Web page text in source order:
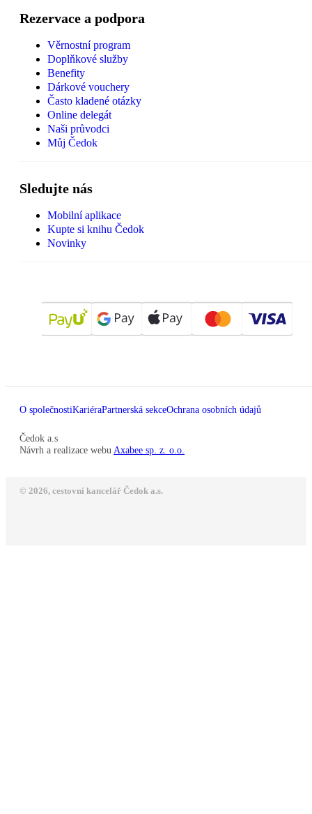
Rezervace a podpora
Věrnostní program
Doplňkové služby
Benefity
Dárkové vouchery
Často kladené otázky
Online delegát
Naši průvodci
Můj Čedok
Sledujte nás
Mobilní aplikace
Kupte si knihu Čedok
Novinky
O společnostiKariéraPartnerská sekceOchrana osobních údajů
Čedok a.s
Návrh a realizace webu Axabee sp. z. o.o.
© 2026, cestovní kancelář Čedok a.s.